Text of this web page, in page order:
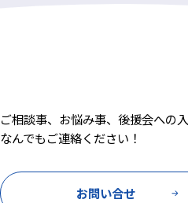
ご相談事、お悩み事、後援会への
なんでもご連絡ください！
お問い合せ